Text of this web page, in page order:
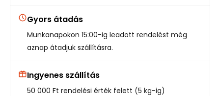
Gyors átadás
Munkanapokon 15:00-ig leadott rendelést még
aznap átadjuk szállításra.
Ingyenes szállítás
50 000 Ft rendelési érték felett (5 kg-ig)